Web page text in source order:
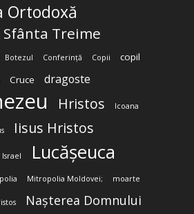
Ortodoxă
Sfânta Treime
Botezul Conferință Copii
copil
Cruce dragoste
Hristos Icoana
Iisus Hristos
Israel Lucășeuca
Mitropolia Moldovei; moarte
Nașterea Domnului